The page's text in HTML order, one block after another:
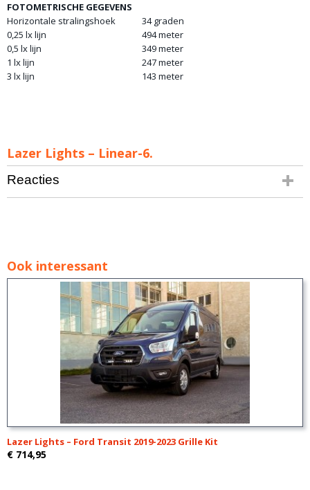
FOTOMETRISCHE GEGEVENS
Horizontale stralingshoek
34 graden
0,25 lx lijn
494 meter
0,5 lx lijn
349 meter
1 lx lijn
247 meter
3 lx lijn
143 meter
Lazer Lights – Linear-6.
Reacties
Ook interessant
Lazer Lights – Ford Transit 2019-2023 Grille Kit
€ 714,95